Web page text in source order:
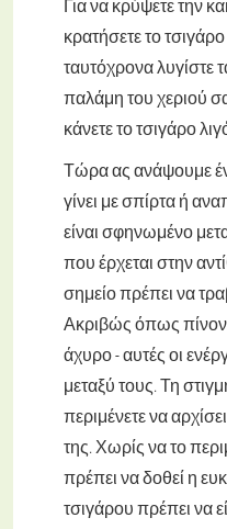
Για να κρύψετε την
κρατήσετε το
ταυτόχρονα λυγίστε
παλάμη του χεριού
κάνετε το τσιγάρο
Τώρα ας ανάψουμε
γίνει με σπίρτα ή
είναι σφηνωμένο
που έρχεται στην
σημείο πρέπει να
Ακριβώς όπως
άχυρο - αυτές οι
μεταξύ τους. Τη
περιμένετε να
της. Χωρίς να το
πρέπει να δοθεί η
τσιγάρου πρέπει να